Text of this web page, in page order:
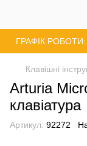
ГРАФІК
Клавішні
Arturia
клавіатура
Артикул: 92272